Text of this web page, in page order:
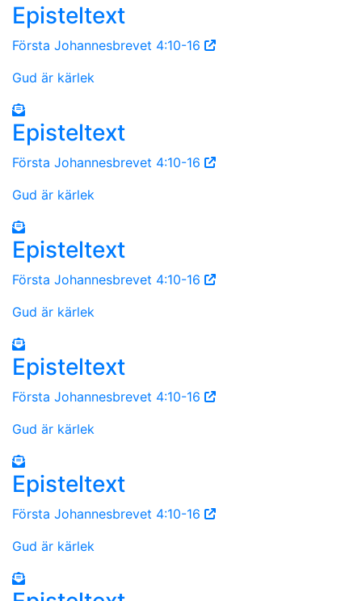
Episteltext
Första Johannesbrevet 4:10-16
Gud är kärlek
Episteltext
Första Johannesbrevet 4:10-16
Gud är kärlek
Episteltext
Första Johannesbrevet 4:10-16
Gud är kärlek
Episteltext
Första Johannesbrevet 4:10-16
Gud är kärlek
Episteltext
Första Johannesbrevet 4:10-16
Gud är kärlek